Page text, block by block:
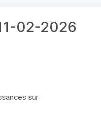
02-2026
sur